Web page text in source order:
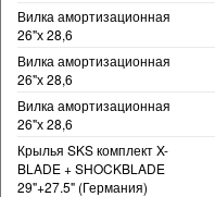
Вилка амортизационная
26"х 28,6
Вилка амортизационная
26"х 28,6
Вилка амортизационная
26"х 28,6
Крылья SKS комплект X-
BLADE + SHOCKBLADE
29"+27.5" (Германия)